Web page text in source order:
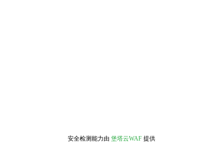
安全检测能力由 堡塔云WAF 提供